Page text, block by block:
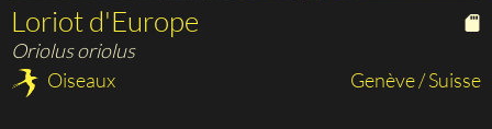
Loriot d'Europe
Oriolus oriolus
Oiseaux
Genève / Suisse